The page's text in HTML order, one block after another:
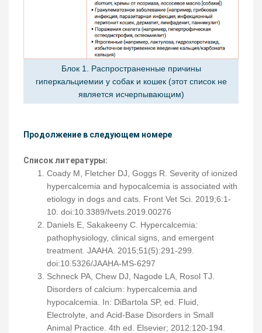
Блок 1. Распространенные причины
гиперкальциемии у собак и кошек (этот список не
является исчерпывающим)
Продолжение в следующем номере
Список литературы:
Coady M, Fletcher DJ, Goggs R. Severity of ionized
hypercalcemia and hypocalcemia is associated with
etiology in dogs and cats. Front Vet Sci. 2019;6:1-
10. doi:10.3389/fvets.2019.00276
Daniels E, Sakakeeny C. Hypercalcemia:
pathophysiology, clinical signs, and emergent
treatment. JAAHA. 2015;51(5):291-299.
doi:10.5326/JAAHA-MS-6297
Schneck PA, Chew DJ, Nagode LA, Rosol TJ.
Disorders of calcium: hypercalcemia and
hypocalcemia. In: DiBartola SP, ed. Fluid,
Electrolyte, and Acid-Base Disorders in Small
Animal Practice. 4th ed. Elsevier; 2012:120-194.